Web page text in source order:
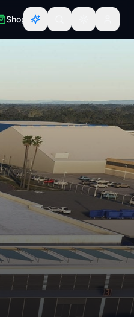
Shop